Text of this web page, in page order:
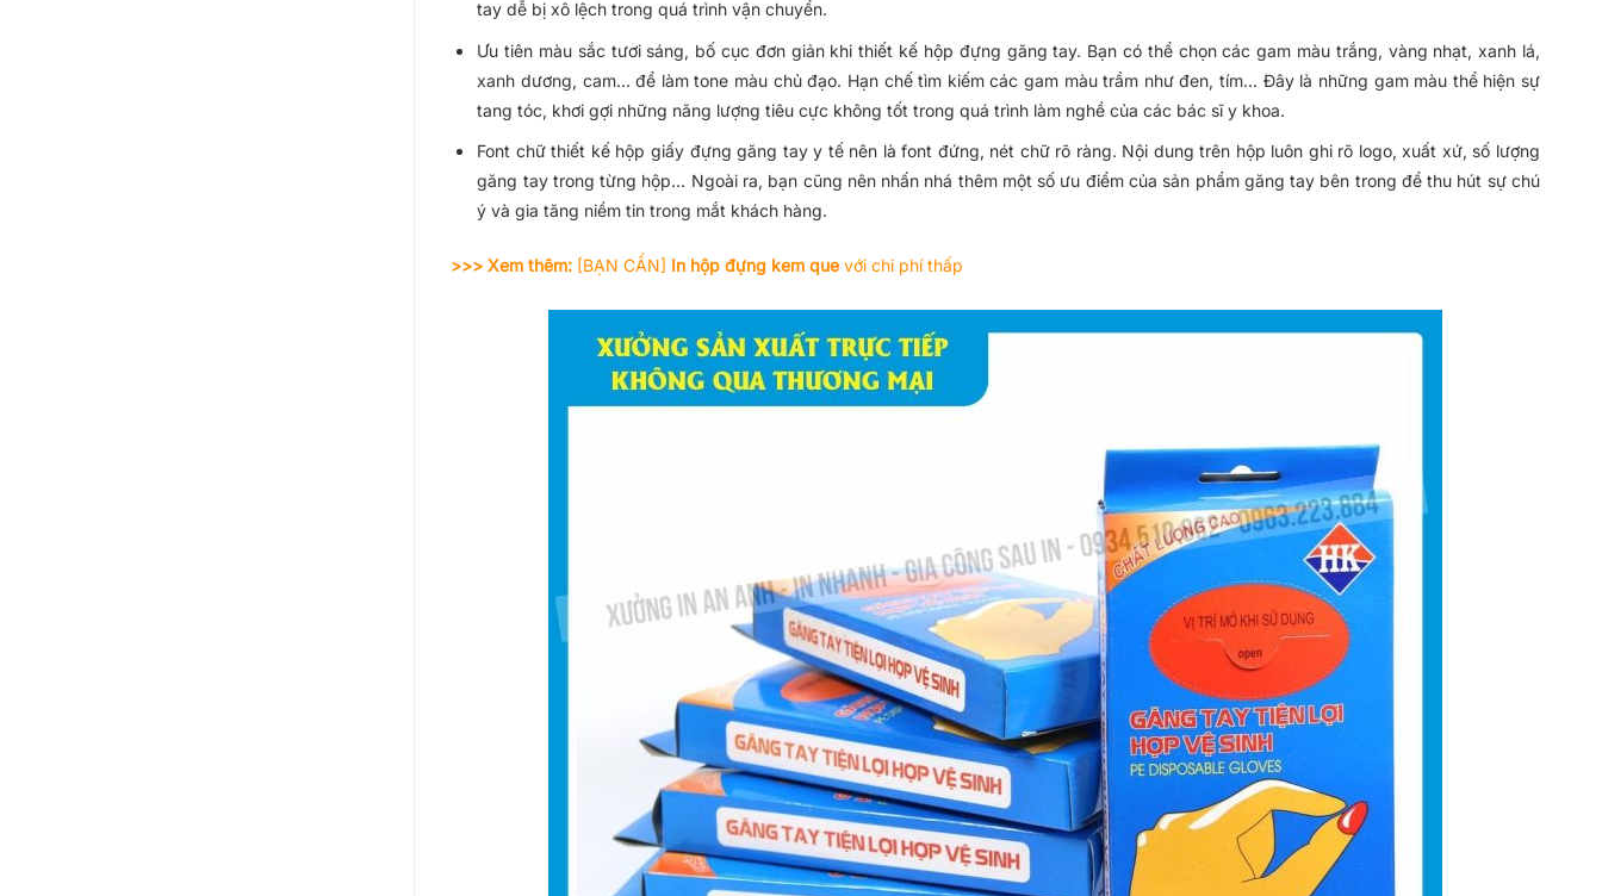
tay dễ bị xô lệch trong quá trình vận chuyển.
Ưu tiên màu sắc tươi sáng, bố cục đơn giản khi thiết kế hộp đựng găng tay. Bạn có thể chọn các gam màu trắng, vàng nhạt, xanh lá,
xanh dương, cam… để làm tone màu chủ đạo. Hạn chế tìm kiếm các gam màu trầm như đen, tím… Đây là những gam màu thể hiện sự
tang tóc, khơi gợi những năng lượng tiêu cực không tốt trong quá trình làm nghề của các bác sĩ y khoa.
Font chữ thiết kế hộp giấy đựng găng tay y tế nên là font đứng, nét chữ rõ ràng. Nội dung trên hộp luôn ghi rõ logo, xuất xứ, số lượng
găng tay trong từng hộp… Ngoài ra, bạn cũng nên nhấn nhá thêm một số ưu điểm của sản phẩm găng tay bên trong để thu hút sự chú
ý và gia tăng niềm tin trong mắt khách hàng.
>>> Xem thêm: [BẠN CẦN] In hộp đựng kem que với chi phí thấp